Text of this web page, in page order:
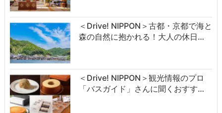
＜Drive! NIPPON＞古都・京都で海と
森の自然に抱かれる！大人の休日…
＜Drive! NIPPON＞観光情報のプロ
「バスガイド」さんに聞くおすす…